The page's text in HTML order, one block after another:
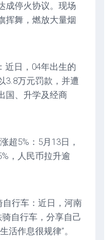
成停火协议。现场
挥舞，燃放大量烟
近日，04年出生的
3.8万元罚款，并遭
国、升学及经商
超5%：5月13日，
，人民币拉升逾
自行车：近日，河南
自行车，分享自己
活作息很规律”。